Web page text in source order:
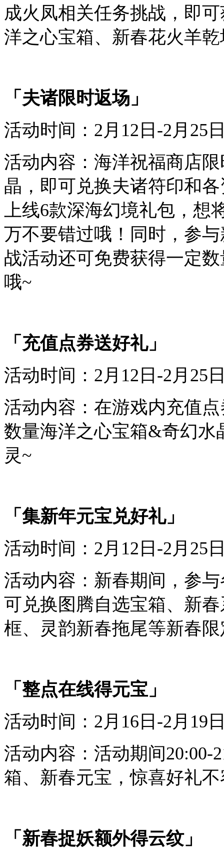
成火凤相关任务挑战，即
洋之心宝箱、 新春花火羊
「 夫诸限时返场 」
活动时间： 2 月 12 日-2 月 25
活动内容： 海洋祝福商店
晶 ， 即可 兑换夫诸符印和各
上线6款深海幻境礼包 ， 想
万不要错过哦 ！ 同时 ， 参与
战活动还可免费获得一定数
哦~
「充值点券送好礼」
活动时间： 2 月 12 日-2 月 25
活动内容： 在游戏内充值
数量海洋之心宝箱&奇幻水
灵~
「 集新年元宝兑好礼」
活动时间： 2 月 12 日-2 月 25
活动内容： 新春期间 ，参
可兑换 图腾自选宝箱、新
框、灵韵新春拖尾等新春
「整点在线得元宝 」
活动时间： 2 月 16 日-2 月 19
活动内容： 活动期间20:00-
箱、新春元宝 ，惊喜好礼
「 新春捉妖额外得云纹」